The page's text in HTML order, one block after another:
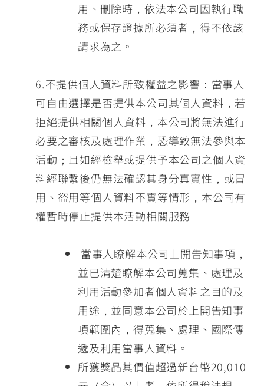
用、刪除時，依法本公司因執行職
務或保存證據所必須者，得不依該
請求為之。
6.不提供個人資料所致權益之影響：當事人
可自由選擇是否提供本公司其個人資料，若
拒絕提供相關個人資料，本公司將無法進行
必要之審核及處理作業，恐導致無法參與本
活動；且如經檢舉或提供予本公司之個人資
料經聯繫後仍無法確認其身分真實性，或冒
用、盜用等個人資料不實等情形，本公司有
權暫時停止提供本活動相關服務
當事人瞭解本公司上開告知事項，
並已清楚瞭解本公司蒐集、處理及
利用活動參加者個人資料之目的及
用途，並同意本公司於上開告知事
項範圍內，得蒐集、處理、國際傳
遞及利用當事人資料。
所獲獎品其價值超過新台幣20,010